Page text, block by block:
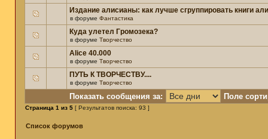
Издание алисианы: как лучше сгруппировать книги
в форуме Фантастика
Куда улетел Громозека?
в форуме Творчество
Alice 40.000
в форуме Творчество
ПУТЬ К ТВОРЧЕСТВУ....
в форуме Творчество
Показать сообщения за: Поле
Страница 1 из 5 [ Результатов поиска: 93 ]
Список форумов